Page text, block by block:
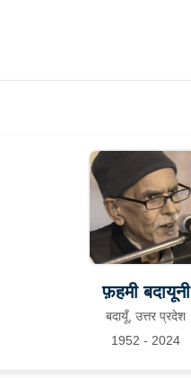
फ़हमी बदायूनी
बदायूँ, उत्तर प्रदेश
1952 - 2024